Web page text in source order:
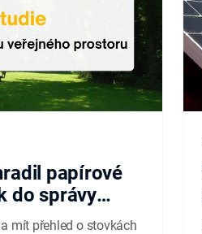
papírové
do správy
mít přehled o stovkách